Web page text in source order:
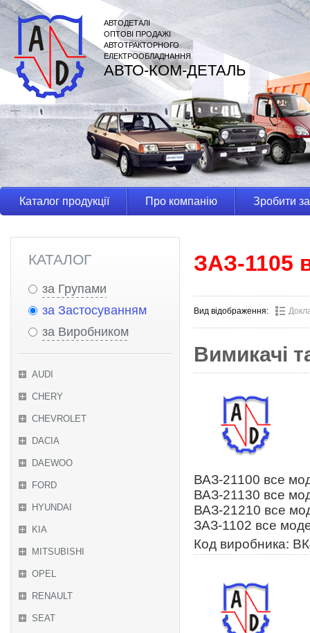
АВТОДЕТАЛІ
ОПТОВІ ПРОДАЖІ
АВТОТРАКТОРНОГО
ЕЛЕКТРООБЛАДНАННЯ
АВТО-КОМ-ДЕТАЛЬ
Каталог продукції Про компанію Зробити
КАТАЛОГ
за Групами
за Застосуванням
за Виробником
AUDI
CHERY
CHEVROLET
DACIA
DAEWOO
FORD
HYUNDAI
KIA
MITSUBISHI
OPEL
RENAULT
SEAT
ЗАЗ-1105
Вид відображення:
Вимикачі
ВАЗ-21100 все
ВАЗ-21130 все
ВАЗ-21210 все
ЗАЗ-1102 все
Код виробника: